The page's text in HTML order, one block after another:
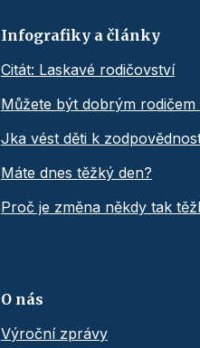
Infografiky a články
Citát: Laskavé rodičovství
Můžete být dobrým rodičem
Jka vést děti k
Máte dnes těžký den?
Proč je změna někdy tak
O nás
Výroční zprávy